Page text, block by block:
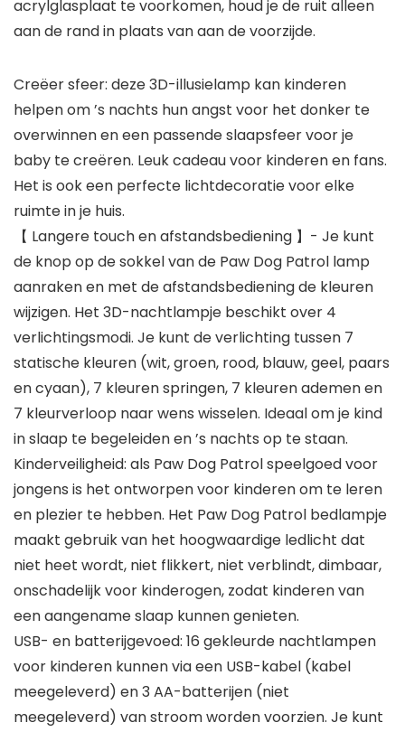
acrylglasplaat te voorkomen, houd je de ruit alleen
aan de rand in plaats van aan de voorzijde.
Creëer sfeer: deze 3D-illusielamp kan kinderen
helpen om ’s nachts hun angst voor het donker te
overwinnen en een passende slaapsfeer voor je
baby te creëren. Leuk cadeau voor kinderen en fans.
Het is ook een perfecte lichtdecoratie voor elke
ruimte in je huis.
【 Langere touch en afstandsbediening 】- Je kunt
de knop op de sokkel van de Paw Dog Patrol lamp
aanraken en met de afstandsbediening de kleuren
wijzigen. Het 3D-nachtlampje beschikt over 4
verlichtingsmodi. Je kunt de verlichting tussen 7
statische kleuren (wit, groen, rood, blauw, geel, paars
en cyaan), 7 kleuren springen, 7 kleuren ademen en
7 kleurverloop naar wens wisselen. Ideaal om je kind
in slaap te begeleiden en ’s nachts op te staan.
Kinderveiligheid: als Paw Dog Patrol speelgoed voor
jongens is het ontworpen voor kinderen om te leren
en plezier te hebben. Het Paw Dog Patrol bedlampje
maakt gebruik van het hoogwaardige ledlicht dat
niet heet wordt, niet flikkert, niet verblindt, dimbaar,
onschadelijk voor kinderogen, zodat kinderen van
een aangename slaap kunnen genieten.
USB- en batterijgevoed: 16 gekleurde nachtlampen
voor kinderen kunnen via een USB-kabel (kabel
meegeleverd) en 3 AA-batterijen (niet
meegeleverd) van stroom worden voorzien. Je kunt